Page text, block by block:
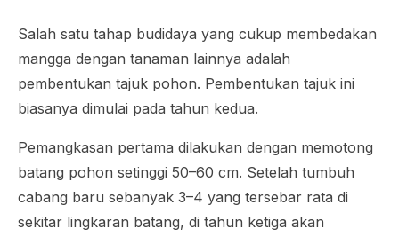
Salah satu tahap budidaya yang cukup membedakan
mangga dengan tanaman lainnya adalah
pembentukan tajuk pohon. Pembentukan tajuk ini
biasanya dimulai pada tahun kedua.
Pemangkasan pertama dilakukan dengan memotong
batang pohon setinggi 50–60 cm. Setelah tumbuh
cabang baru sebanyak 3–4 yang tersebar rata di
sekitar lingkaran batang, di tahun ketiga akan